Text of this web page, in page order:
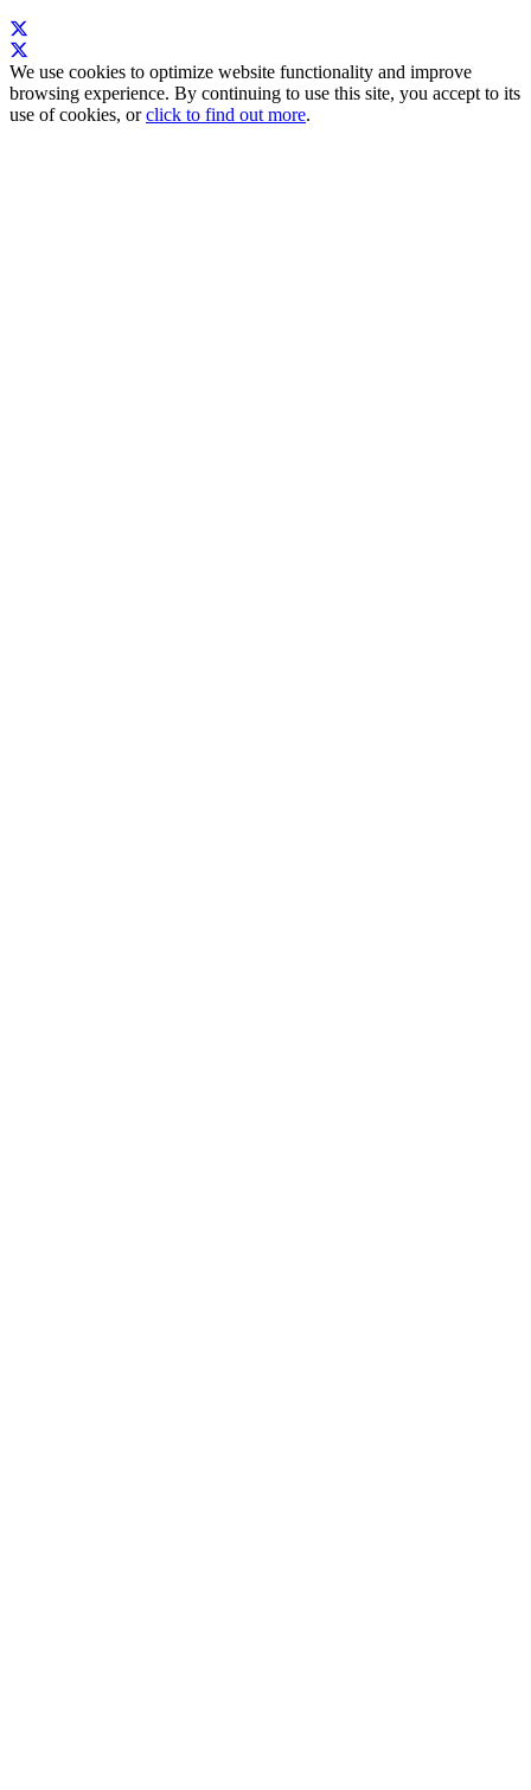
We use cookies to optimize website functionality and improve
browsing experience. By continuing to use this site, you accept to its
use of cookies, orclick to find out more.